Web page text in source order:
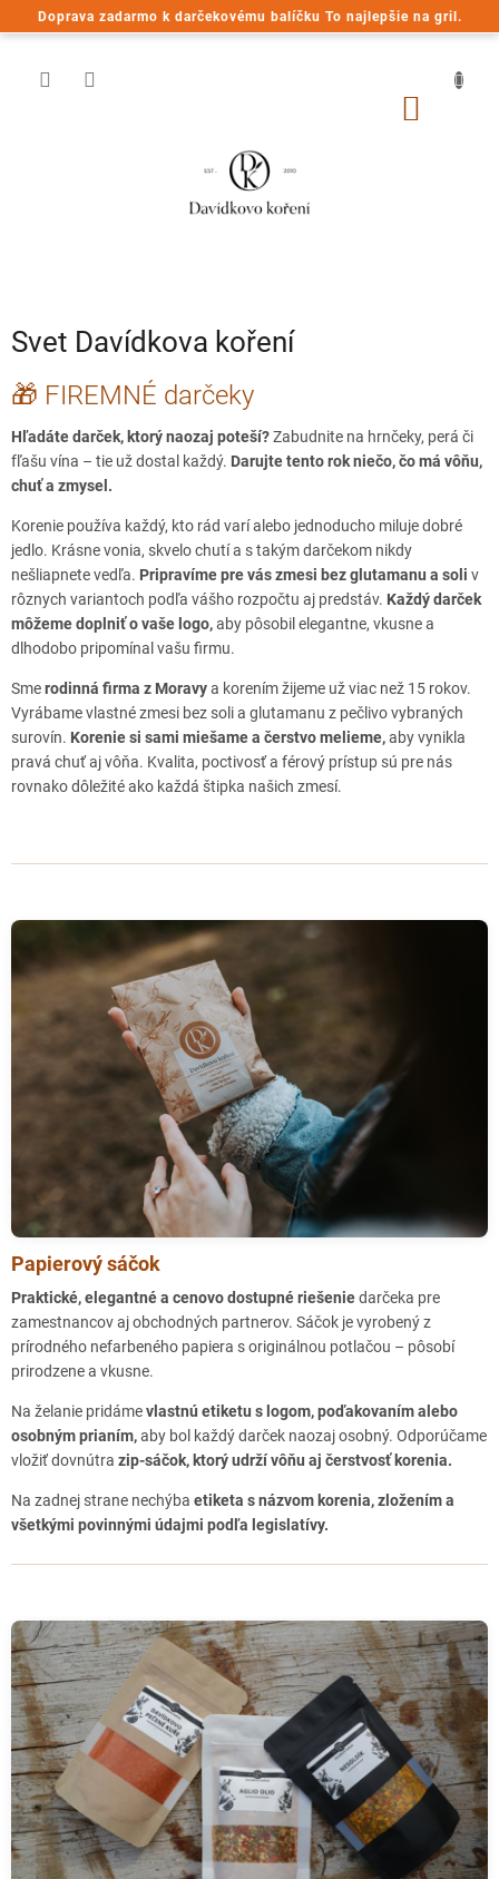
Doprava zadarmo k darčekovému balíčku To najlepšie na gril.
Prejsť
na
Svet Davídkova koření
V
ý
p
i
s
l
á
n
k
o
v
🎁 FIREMNÉ darčeky
Hľadáte darček, ktorý naozaj poteší?Zabudnite na hrnčeky, perá či
fľašu vína – tie už dostal každý. Darujte tento rok niečo, čo má vôňu,
chuť a zmysel.
Korenie používa každý, kto rád varí alebo jednoducho miluje dobré
jedlo. Krásne vonia, skvelo chutí a s takým darčekom nikdy
nešliapnete vedľa. Pripravíme pre vás zmesi bez glutamanu a soli v
rôznych variantoch podľa vášho rozpočtu aj predstáv. Každý darček
môžeme doplniť o vaše logo,aby pôsobil elegantne, vkusne a
dlhodobo pripomínal vašu firmu.
Smerodinná firma z Moravya korením žijeme už viac než 15 rokov.
Vyrábame vlastné zmesi bez soli a glutamanu z pečlivo vybraných
surovín. Korenie si sami miešame a čerstvo melieme,aby vynikla
pravá chuť aj vôňa. Kvalita, poctivosť a férový prístup sú pre nás
rovnako dôležité ako každá štipka našich zmesí.
Papierový sáčok
Praktické, elegantné a cenovo dostupné riešeniedarčeka pre
zamestnancov aj obchodných partnerov. Sáčok je vyrobený z
prírodného nefarbeného papiera s originálnou potlačou – pôsobí
prirodzene a vkusne.
Na želanie pridámevlastnú etiketu s logom, poďakovaním alebo
osobným prianím,aby bol každý darček naozaj osobný. Odporúčame
vložiť dovnútra zip-sáčok, ktorý udrží vôňu aj čerstvosť korenia.
Na zadnej strane nechýba etiketa s názvom korenia, zložením a
všetkými povinnými údajmi podľa legislatívy.